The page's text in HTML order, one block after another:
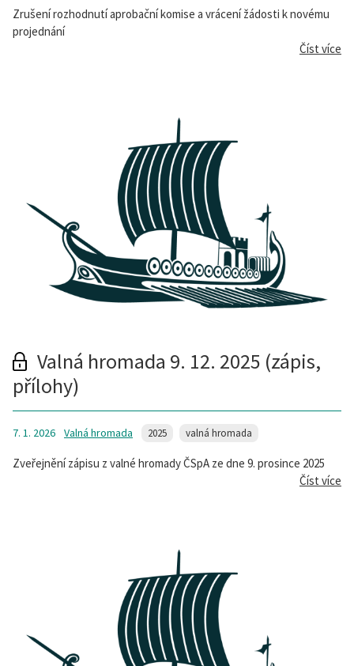
Zrušení rozhodnutí aprobační komise a vrácení žádosti k novému
projednání
Číst více
Valná hromada 9. 12. 2025 (zápis,
přílohy)
7. 1. 2026 Valná hromada 2025 valná hromada
Zveřejnění zápisu z valné hromady ČSpA ze dne 9. prosince 2025
Číst více